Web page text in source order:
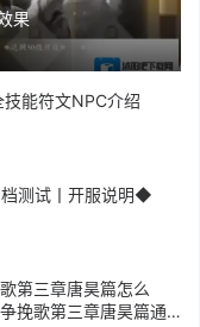
果
能符文NPC介绍
不删档测试丨开服说明◆
第三章唐昊篇怎么
挽歌第三章唐昊篇通